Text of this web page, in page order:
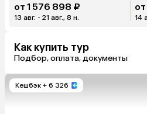
от 1 576 898 ₽
13 авг. - 21 авг., 8 н. 14
Как купить тур
Подбор, оплата, документы
Кешбэк + 6 326